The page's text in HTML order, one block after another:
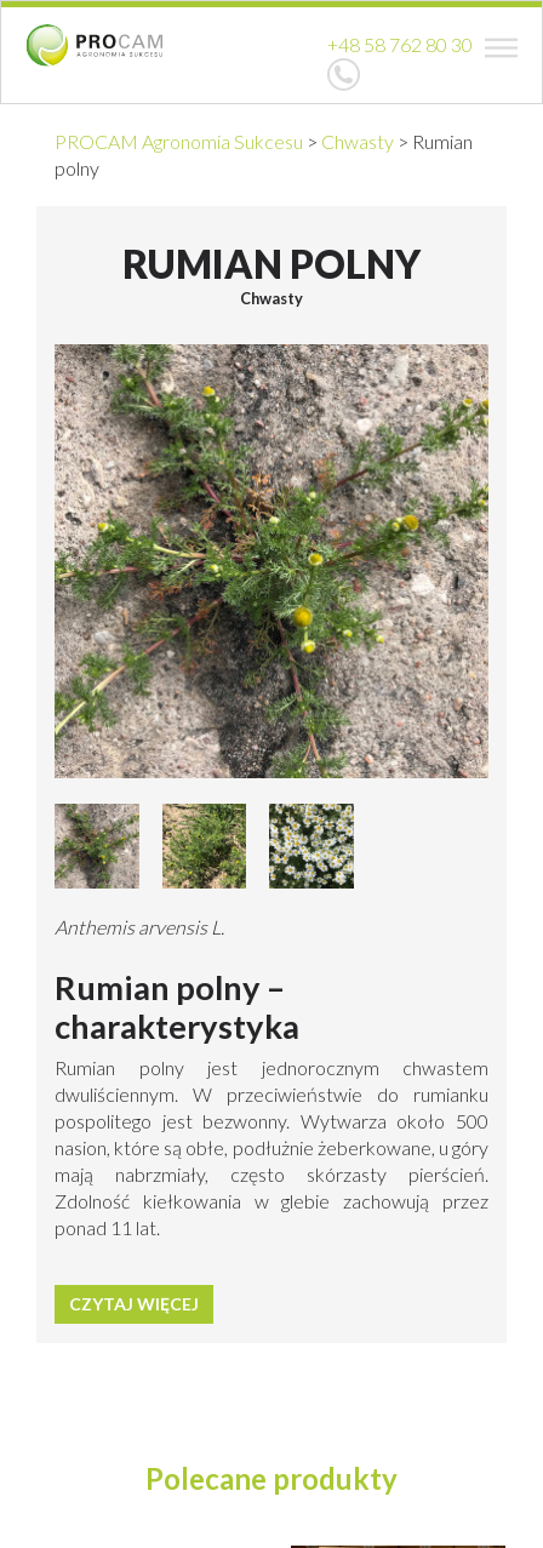
+48 58 762 80 30
PROCAM Agronomia Sukcesu > Chwasty > Rumian
polny
RUMIAN POLNY
Chwasty
Anthemis arvensis L.
Rumian polny –
charakterystyka
Rumian polny jest jednorocznym chwastem
dwuliściennym. W przeciwieństwie do rumianku
pospolitego jest bezwonny. Wytwarza około 500
nasion, które są obłe, podłużnie żeberkowane, u góry
mają nabrzmiały, często skórzasty pierścień.
Zdolność kiełkowania w glebie zachowują przez
ponad 11 lat.
CZYTAJ WIĘCEJ
Polecane produkty